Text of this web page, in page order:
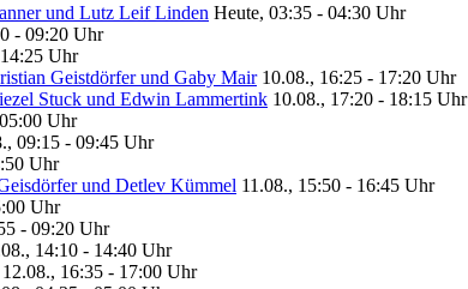
und Lutz Leif Linden Heute, 03:35 - 04:30 Uhr
- 09:20 Uhr
Uhr
Geistdörfer und Gaby Mair 10.08., 16:25 - 17:20 Uhr
Stuck und Edwin Lammertink 10.08., 17:20 - 18:15 Uhr
Uhr
09:15 - 09:45 Uhr
Uhr
und Detlev Kümmel 11.08., 15:50 - 16:45 Uhr
Uhr
- 09:20 Uhr
14:10 - 14:40 Uhr
12.08., 16:35 - 17:00 Uhr